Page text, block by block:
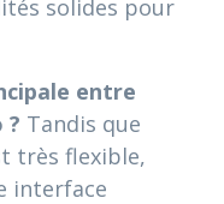
solides pour
entre
? Tandis que
très flexible,
interface